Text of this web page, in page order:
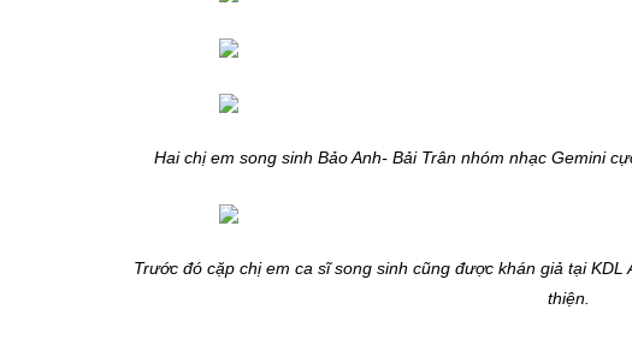
Hai chị em song sinh Bảo Anh- Bải Trân nhóm nhạc Gemini
Trước đó cặp chị em ca sĩ song sinh cũng được khán giả tại
thiện.